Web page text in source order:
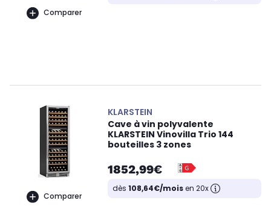
Comparer
Comparer
KLARSTEIN
Cave à vin polyvalente
KLARSTEIN Vinovilla Trio 144
bouteilles 3 zones
1852,99€
dès 108,64€/moisen 20x